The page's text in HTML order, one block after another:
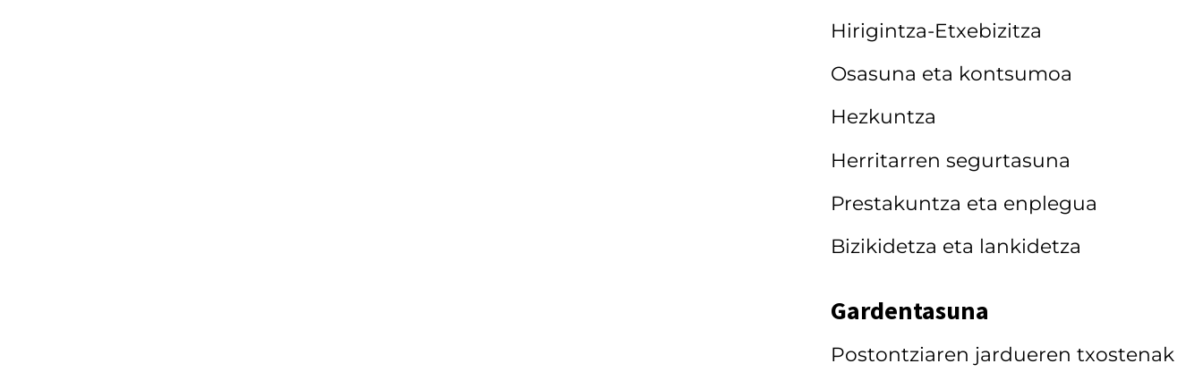
Hirigintza-Etxebizitza
Osasuna eta kontsumoa
Hezkuntza
Herritarren segurtasuna
Prestakuntza eta enplegua
Bizikidetza eta lankidetza
Gardentasuna
Postontziaren jardueren txostenak